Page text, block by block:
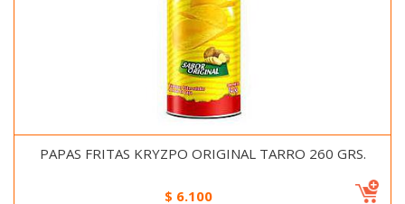
PAPAS FRITAS KRYZPO ORIGINAL TARRO 260 GRS.
$ 6.100